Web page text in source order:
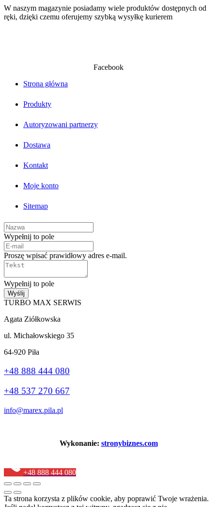
W naszym magazynie posiadamy wiele produktów dostępnych od
ręki, dzięki czemu oferujemy szybką wysyłkę kurierem
Facebook
Strona główna
Produkty
Autoryzowani partnerzy
Dostawa
Kontakt
Moje konto
Sitemap
Wypełnij to pole
Proszę wpisać prawidłowy adres e-mail.
Wypełnij to pole
Wyślij
TURBO MAX SERWIS
Agata Ziółkowska
ul. Michałowskiego 35
64-920 Piła
+48 888 444 080
+48 537 270 667
info@marex.pila.pl
Wykonanie: stronybiznes.com
+48 888 444 080
Ta strona korzysta z plików cookie, aby poprawić Twoje wrażenia.